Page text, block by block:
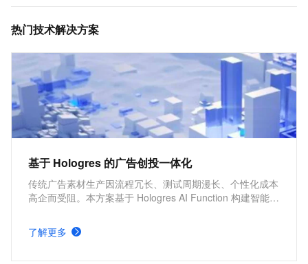
的在线数据服务（Serving），与MaxCompute、
仓解决方案。欢迎加入钉群：实时数仓Hologres交流群
32314975
热门技术解决方案
基于 Hologres 的广告创投一体化
传统广告素材生产因流程冗长、测试周期漫长、个性化成本
高企而受阻。本方案基于 Hologres AI Function 构建智能平
买量场景痛点，助力团队降本增效、快速落地，大幅降低制
作门槛，突破效率瓶颈。
了解更多